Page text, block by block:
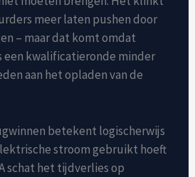
meer laten pushen door
– maar dat komt omdat
kwalificatieronde minder
aan het opladen van de
betekent logischerwijs
stroom gebruikt hoeft
​​schat het tijdverlies op